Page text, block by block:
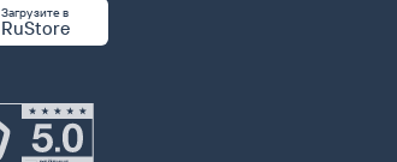
Загрузите в
RuStore